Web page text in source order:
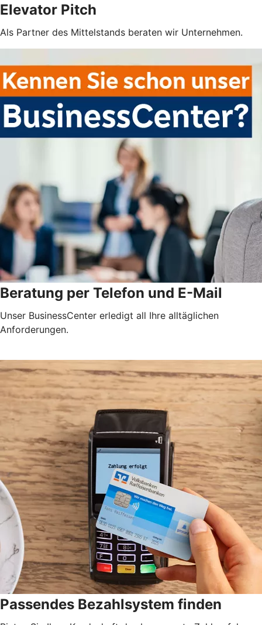
Elevator Pitch
Als Partner des Mittelstands beraten wir Unternehmen.
Beratung per Telefon und E-Mail
Unser BusinessCenter erledigt all Ihre alltäglichen
Anforderungen.
Passendes Bezahlsystem finden